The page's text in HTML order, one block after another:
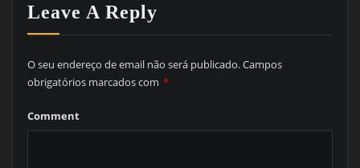
Leave A Reply
O seu endereço de email não será publicado.Campos
obrigatórios marcados com *
Comment